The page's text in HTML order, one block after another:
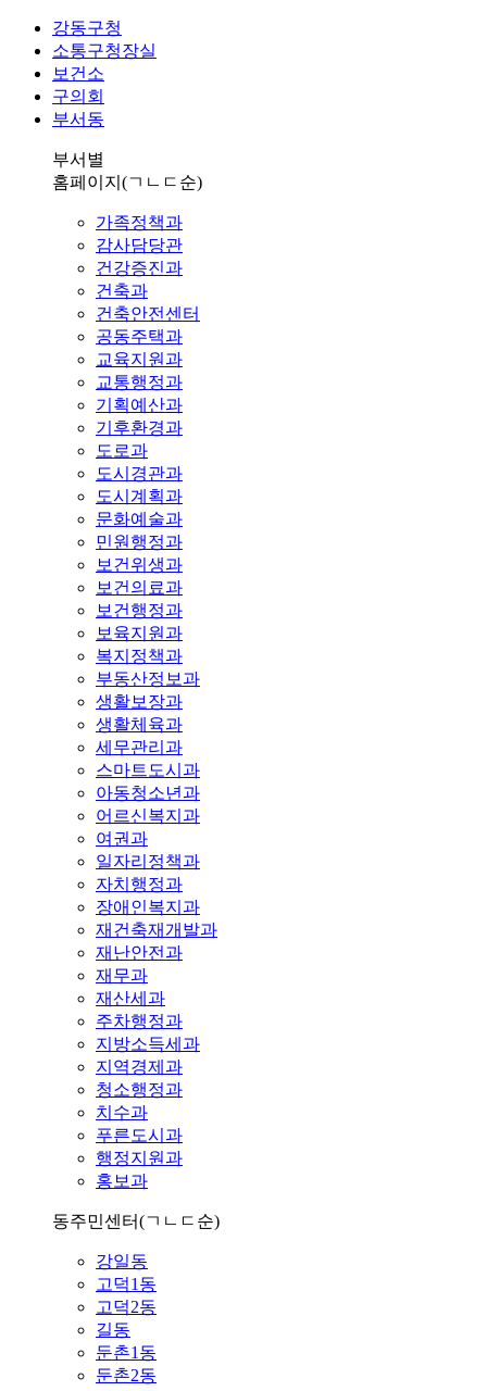
강동구청
소통구청장실
보건소
구의회
부서동
부서별
홈페이지 (ㄱㄴㄷ순)
가족정책과
감사담당관
건강증진과
건축과
건축안전센터
공동주택과
교육지원과
교통행정과
기획예산과
기후환경과
도로과
도시경관과
도시계획과
문화예술과
민원행정과
보건위생과
보건의료과
보건행정과
보육지원과
복지정책과
부동산정보과
생활보장과
생활체육과
세무관리과
스마트도시과
아동청소년과
어르신복지과
여권과
일자리정책과
자치행정과
장애인복지과
재건축재개발과
재난안전과
재무과
재산세과
주차행정과
지방소득세과
지역경제과
청소행정과
치수과
푸른도시과
행정지원과
홍보과
동주민센터(ㄱㄴㄷ순)
강일동
고덕1동
고덕2동
길동
둔촌1동
둔촌2동